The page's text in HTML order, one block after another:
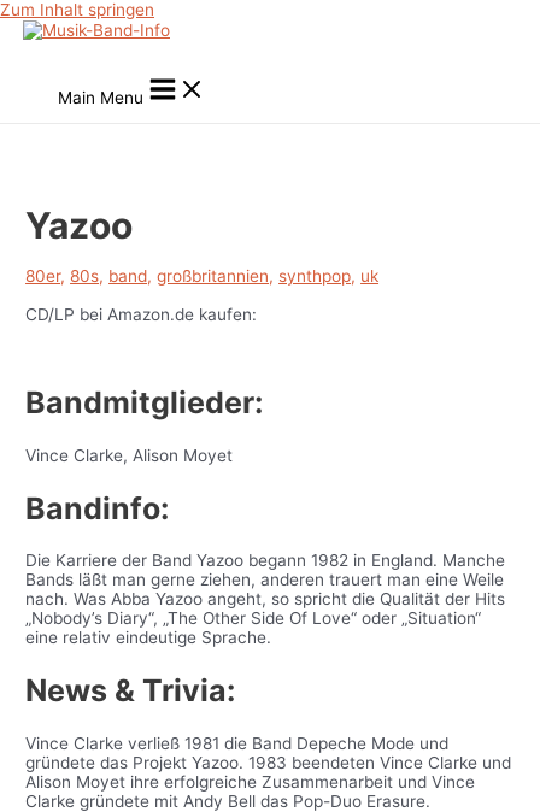
Zum Inhalt springen
Main Menu
Yazoo
80er,80s, band,großbritannien, synthpop, uk
CD/LP bei Amazon.de kaufen:
Bandmitglieder:
Vince Clarke, Alison Moyet
Bandinfo:
Die Karriere der Band Yazoo begann 1982 in England. Manche
Bands läßt man gerne ziehen, anderen trauert man eine Weile
nach. Was Abba Yazoo angeht, so spricht die Qualität der Hits
„Nobody’s Diary“, „The Other Side Of Love“ oder „Situation“
eine relativ eindeutige Sprache.
News & Trivia:
Vince Clarke verließ 1981 die Band Depeche Mode und
gründete das Projekt Yazoo. 1983 beendeten Vince Clarke und
Alison Moyet ihre erfolgreiche Zusammenarbeit und Vince
Clarke gründete mit Andy Bell das Pop-Duo Erasure.